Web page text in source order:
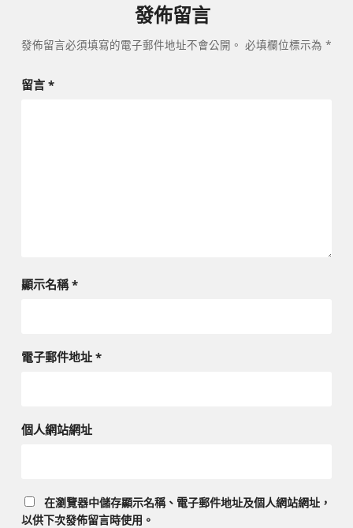
發佈留言
發佈留言必須填寫的電子郵件地址不會公開。 必填欄位標示為 *
留言 *
顯示名稱*
電子郵件地址 *
個人網站網址
在瀏覽器中儲存顯示名稱、電子郵件地址及個人網站網址，
以供下次發佈留言時使用。